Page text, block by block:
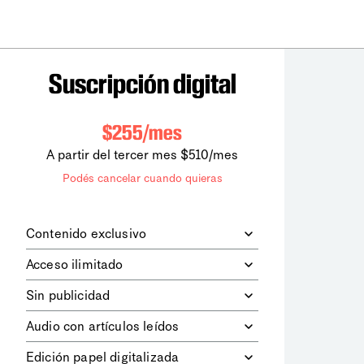
Suscripción digital
$255/mes
A partir del tercer mes $510/mes
Podés cancelar cuando quieras
Contenido exclusivo
digitales dela diaria
los contenidos de Le Monde
diplomatique.
Acceso ilimitado
contenidos.
Sin publicidad
publicitarios.
Audio con artículos leídos
Edición papel digitalizada